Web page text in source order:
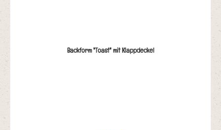
Backform "Toast" mit Klappdeckel